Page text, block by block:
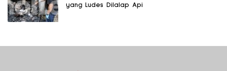
yang Ludes Dilalap Api